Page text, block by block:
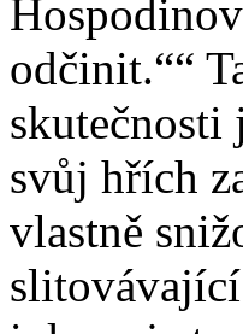
odčinit.“
skutečnosti
svůj hřích
vlastně